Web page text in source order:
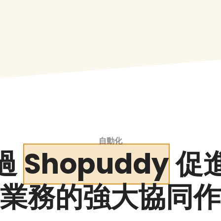
自動化
Shopuddy促
務的強大協同